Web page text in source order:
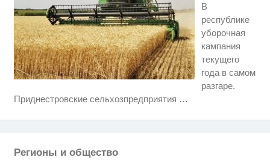
В
республике
уборочная
кампания
текущего
года в самом
разгаре.
Приднестровские сельхозпредприятия …
Регионы и общество
а смеяться вы будете долго